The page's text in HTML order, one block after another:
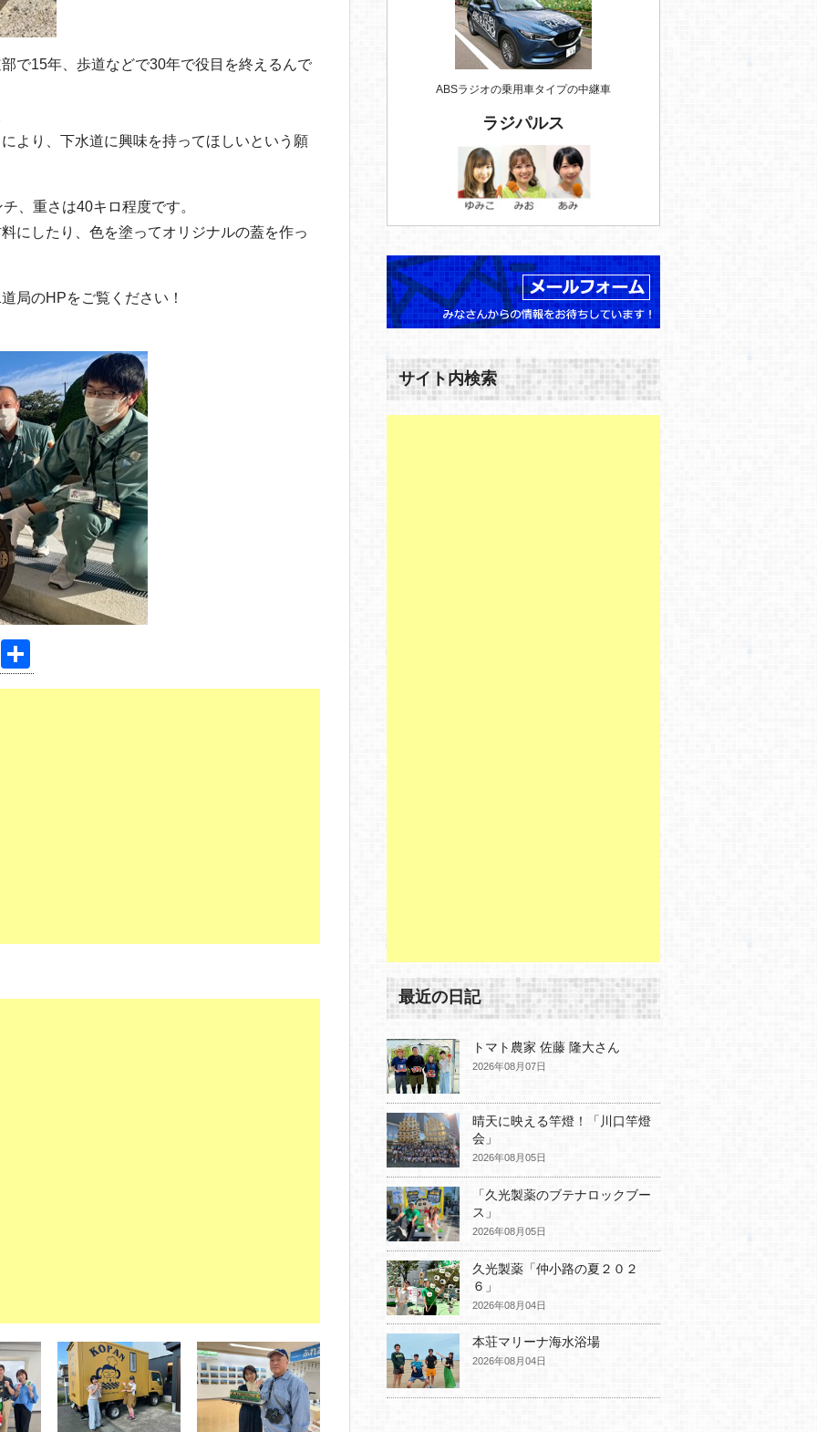
で15年、歩道などで30年で役目を終えるんで
より、下水道に興味を持ってほしいという願
、重さは40キロ程度です。
にしたり、色を塗ってオリジナルの蓋を作っ
局のHPをご覧ください！
有
ABSラジオの乗用車タイプの中継車
ラジパルス
サイト内検索
最近の日記
トマト農家 佐藤 隆大さん
2026年08月07日
晴天に映える竿燈！「川口竿燈
会」
2026年08月05日
「久光製薬のブテナロックブー
ス」
2026年08月05日
久光製薬「仲小路の夏２０２
６」
2026年08月04日
本荘マリーナ海水浴場
2026年08月04日